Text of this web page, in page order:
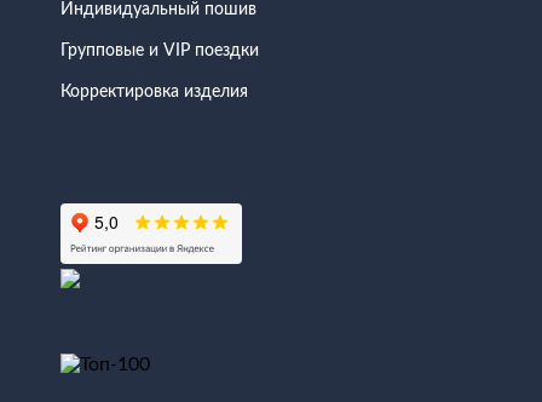
Индивидуальный пошив
Групповые и VIP поездки
Корректировка изделия